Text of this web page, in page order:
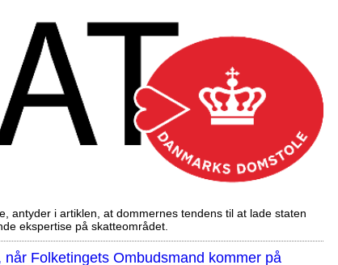
antyder i artiklen, at dommernes tendens til at lade staten
ekspertise på skatteområdet.
Folketingets Ombudsmand kommer på